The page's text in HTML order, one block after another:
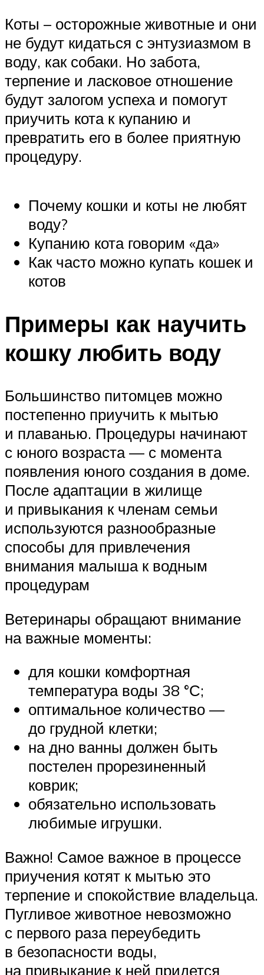
Коты – осторожные животные и они
не будут кидаться с энтузиазмом в
воду, как собаки. Но забота,
терпение и ласковое отношение
будут залогом успеха и помогут
приучить кота к купанию и
превратить его в более приятную
процедуру.
Почему кошки и коты не любят
воду?
Купанию кота говорим «да»
Как часто можно купать кошек и
котов
Примеры как научить
кошку любить воду
Большинство питомцев можно
постепенно приучить к мытью
и плаванью. Процедуры начинают
с юного возраста — с момента
появления юного создания в доме.
После адаптации в жилище
и привыкания к членам семьи
используются разнообразные
способы для привлечения
внимания малыша к водным
процедурам
Ветеринары обращают внимание
на важные моменты:
для кошки комфортная
температура воды 38 °С;
оптимальное количество —
до грудной клетки;
на дно ванны должен быть
постелен прорезиненный
коврик;
обязательно использовать
любимые игрушки.
Важно! Самое важное в процессе
приучения котят к мытью это
терпение и спокойствие владельца.
Пугливое животное невозможно
с первого раза переубедить
в безопасности воды,
на привыкание к ней придется